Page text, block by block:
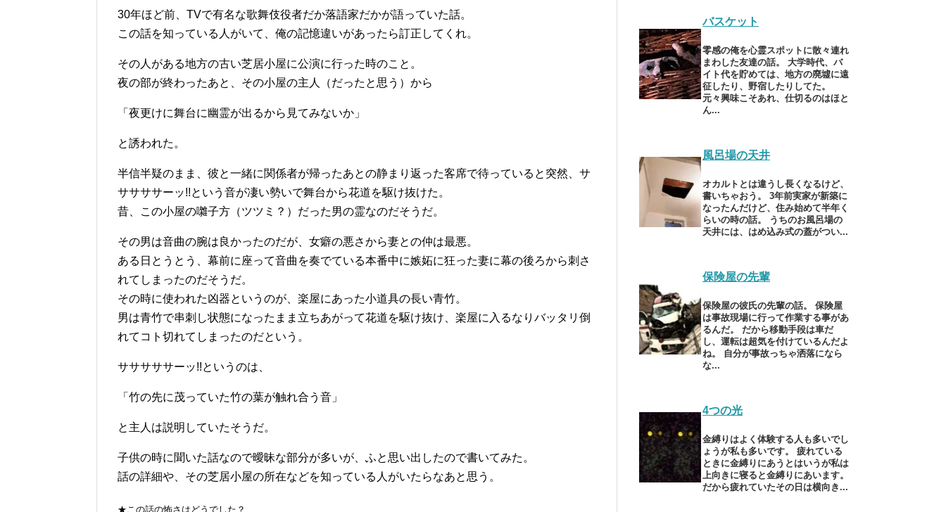
30年ほど前、TVで有名な歌舞伎役者だか落語家だかが語っていた話。
この話を知っている人がいて、俺の記憶違いがあったら訂正してくれ。
その人がある地方の古い芝居小屋に公演に行った時のこと。
夜の部が終わったあと、その小屋の主人（だったと思う）から
「夜更けに舞台に幽霊が出るから見てみないか」
と誘われた。
半信半疑のまま、彼と一緒に関係者が帰ったあとの静まり返った客席で待っていると突然、サ
ササササーッ!!という音が凄い勢いで舞台から花道を駆け抜けた。
昔、この小屋の囃子方（ツツミ？）だった男の霊なのだそうだ。
その男は音曲の腕は良かったのだが、女癖の悪さから妻との仲は最悪。
ある日とうとう、幕前に座って音曲を奏でている本番中に嫉妬に狂った妻に幕の後ろから刺さ
れてしまったのだそうだ。
その時に使われた凶器というのが、楽屋にあった小道具の長い青竹。
男は青竹で串刺し状態になったまま立ちあがって花道を駆け抜け、楽屋に入るなりバッタリ倒
れてコト切れてしまったのだという。
サササササーッ!!というのは、
「竹の先に茂っていた竹の葉が触れ合う音」
と主人は説明していたそうだ。
子供の時に聞いた話なので曖昧な部分が多いが、ふと思い出したので書いてみた。
話の詳細や、その芝居小屋の所在などを知っている人がいたらなあと思う。
★この話の怖さはどうでした？
バスケット
零感の俺を心霊スポットに散々連れ
まわした友達の話。 大学時代、バ
イト代を貯めては、地方の廃墟に遠
征したり、野宿したりしてた。
元々興味こそあれ、仕切るのはほと
ん...
風呂場の天井
オカルトとは違うし長くなるけど、
書いちゃおう。 3年前実家が新築に
なったんだけど、住み始めて半年く
らいの時の話。 うちのお風呂場の
天井には、はめ込み式の蓋がつい...
保険屋の先輩
保険屋の彼氏の先輩の話。 保険屋
は事故現場に行って作業する事があ
るんだ。 だから移動手段は車だ
し、運転は超気を付けているんだよ
ね。 自分が事故っちゃ洒落になら
な...
4つの光
金縛りはよく体験する人も多いでし
ょうが私も多いです。 疲れている
ときに金縛りにあうとはいうが私は
上向きに寝ると金縛りにあいます。
だから疲れていたその日は横向き...